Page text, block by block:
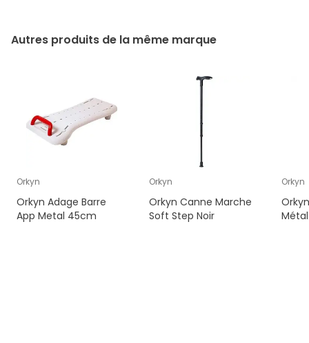
Autres produits de la même marque
Orkyn
Orkyn Adage Barre
App Metal 45cm
Orkyn
Orkyn Canne Marche
Soft Step Noir
Orkyn